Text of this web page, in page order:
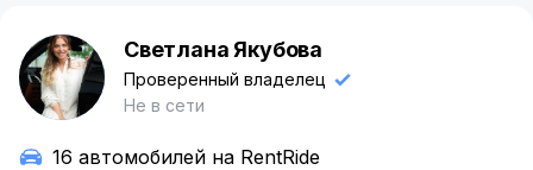
С Светлана Якубова
Проверенный владелец
Не в сети
16 автомобилей на RentRide